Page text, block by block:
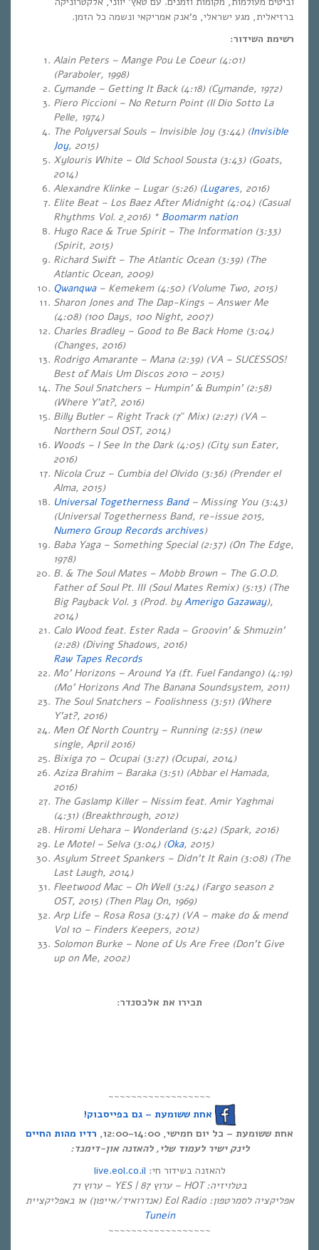
ברזיאלית, מגע ישראלי, פ’אנק אמריקאי ונשמה כל הזמן.
רשימת השידור:
Alain Peters – Mange Pou Le Coeur (4:01)
(Paraboler, 1998)
Cymande – Getting It Back (4:18) (Cymande, 1972)
Piero Piccioni – No Return Point (Il Dio Sotto La
Pelle, 1974)
The Polyversal Souls – Invisible Joy (3:44) (Invisible
Joy, 2015)
Xylouris White – Old School Sousta (3:43) (Goats,
2014)
Alexandre Klinke – Lugar (5:26) (Lugares, 2016)
Elite Beat – Los Baez After Midnight (4:04) (Casual
Rhythms Vol. 2¸2016) * Boomarm nation
Hugo Race & True Spirit – The Information (3:33)
(Spirit, 2015)
Richard Swift – The Atlantic Ocean (3:39) (The
Atlantic Ocean, 2009)
Qwanqwa– Kemekem (4:50) (Volume Two, 2015)
Sharon Jones and The Dap-Kings – Answer Me
(4:08) (100 Days, 100 Night, 2007)
Charles Bradley – Good to Be Back Home (3:04)
(Changes, 2016)
Rodrigo Amarante – Mana (2:39) (VA – SUCESSOS!
Best of Mais Um Discos 2010 – 2015)
The Soul Snatchers – Humpin’ & Bumpin’ (2:58)
(Where Y’at?, 2016)
Billy Butler – Right Track (7″ Mix) (2:27) (VA –
Northern Soul OST, 2014)
Woods – I See In the Dark (4:05) (City sun Eater,
2016)
Nicola Cruz – Cumbia del Olvido (3:36) (Prender el
Alma, 2015)
Universal Togetherness Band– Missing You (3:43)
(Universal Togetherness Band, re-issue 2015,
Numero Group Records archives)
Baba Yaga – Something Special (2:37) (On The Edge,
1978)
B. & The Soul Mates – Mobb Brown – The G.O.D.
Father of Soul Pt. III (Soul Mates Remix) (5:13) (The
Big Payback Vol. 3 (Prod. byAmerigo Gazaway),
2014)
Calo Wood feat. Ester Rada – Groovin’ & Shmuzin’
(2:28) (Diving Shadows, 2016)
Raw Tapes Records
Mo’ Horizons – Around Ya (ft. Fuel Fandango) (4:19)
(Mo’ Horizons And The Banana Soundsystem, 2011)
The Soul Snatchers – Foolishness (3:51) (Where
Y’at?, 2016)
Men Of North Country – Running (2:55) (new
single, April 2016)
Bixiga 70 – Ocupai (3:27) (Ocupai, 2014)
Aziza Brahim – Baraka (3:51) (Abbar el Hamada,
2016)
The Gaslamp Killer – Nissim feat. Amir Yaghmai
(4:31) (Breakthrough, 2012)
Hiromi Uehara – Wonderland (5:42) (Spark, 2016)
Le Motel – Selva (3:04) (Oka, 2015)
Asylum Street Spankers – Didn’t It Rain (3:08) (The
Last Laugh, 2014)
Fleetwood Mac – Oh Well (3:24) (Fargo season 2
OST, 2015) (Then Play On, 1969)
Arp Life – Rosa Rosa (3:47) (VA – make do & mend
Vol 10 – Finders Keepers, 2012)
Solomon Burke – None of Us Are Free (Don’t Give
up on Me, 2002)
תכירו את אלכסנדר:
~~~~~~~~~~~~~~~~~~
אחת ששומעת – גם בפייסבוק!
אחת ששומעת – כל יום חמישי, 12:00-14:00,
רדיו מהות החיים
לינק ישיר לעמוד שלי, להאזנה און-דימנד:
להאזנה בשידור חי: live.eol.co.il
בטלויזיה: HOT – ערוץ 87 | YES – ערוץ 71
אפליקציה לסמרטפון: Eol Radio (אנדרואיד/אייפון) או באפליקציית
Tunein
~~~~~~~~~~~~~~~~~~